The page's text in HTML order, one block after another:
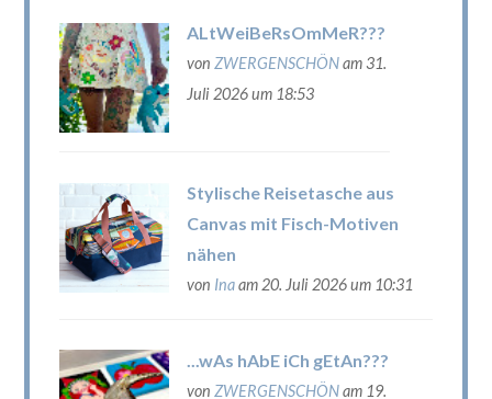
ALtWeiBeRsOmMeR???
von ZWERGENSCHÖNam 31.
Juli 2026 um 18:53
Stylische Reisetasche aus
Canvas mit Fisch-Motiven
nähen
von Inaam 20. Juli 2026 um 10:31
...wAs hAbE iCh gEtAn???
von ZWERGENSCHÖNam 19.